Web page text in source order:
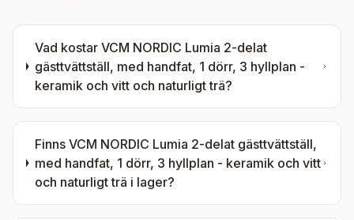
Vad kostar VCM NORDIC Lumia 2-delat
gästtvättställ, med handfat, 1 dörr, 3 hyllplan -
keramik och vitt och naturligt trä?
Finns VCM NORDIC Lumia 2-delat gästtvättställ,
med handfat, 1 dörr, 3 hyllplan - keramik och vitt
och naturligt trä i lager?